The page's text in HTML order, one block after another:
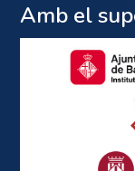
Amb el